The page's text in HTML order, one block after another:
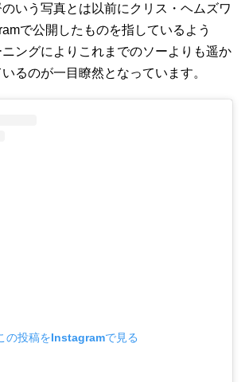
いう写真とは以前にクリス・ヘムズワ
で公開したものを指しているよう
ングによりこれまでのソーよりも遥か
るのが一目瞭然となっています。
の投稿をInstagramで見る